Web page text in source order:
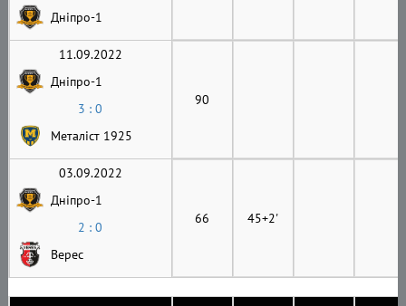
Дніпро-1
11.09.2022
Дніпро-1
3 : 0
Металіст 1925
90
03.09.2022
Дніпро-1
2 : 0
Верес
66 45+2'